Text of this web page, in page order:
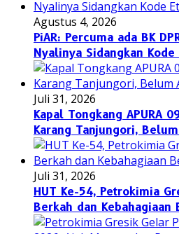
Agustus 4, 2026
PiAR: Percuma ada BK
Nyalinya Sidangkan Kode
Juli 31, 2026
Kapal Tongkang APURA
Karang Tanjungori,
Juli 31, 2026
HUT Ke-54, Petrokimia
Berkah dan Kebahagiaan